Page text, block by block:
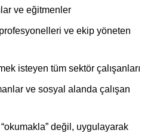
ve eğitmenler
ve ekip yöneten
isteyen tüm sektör çalışanları
ve sosyal alanda çalışan
değil, uygulayarak